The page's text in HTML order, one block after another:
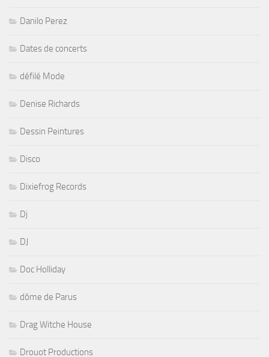
Danilo Perez
Dates de concerts
défilé Mode
Denise Richards
Dessin Peintures
Disco
Dixiefrog Records
Dj
DJ
Doc Holliday
dôme de Parus
Drag Witche House
Drouot Productions